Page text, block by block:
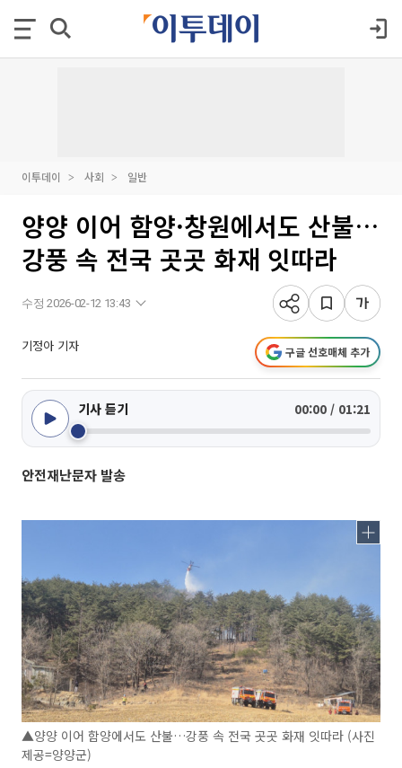
이투데이 사회 일반
양양 이어 함양·창원에서도 산불…
강풍 속 전국 곳곳 화재 잇따라
수정 2026-02-12 13:43
기정아 기자 구글 선호매체 추가
기사 듣기 00:00 / 01:21
안전재난문자 발송
▲양양 이어 함양에서도 산불…강풍 속 전국 곳곳 화재 잇따라 (사진
제공=양양군)